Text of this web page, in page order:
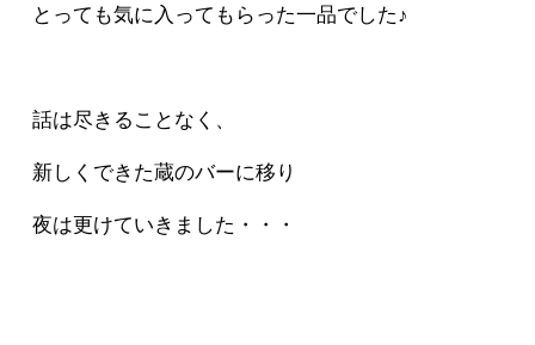
とっても気に入ってもらった一品でした♪
話は尽きることなく、
新しくできた蔵のバーに移り
夜は更けていきました・・・